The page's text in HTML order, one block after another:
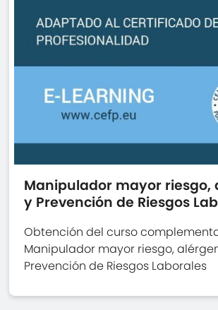
Manipulador mayor riesgo,
y Prevención de Riesgos
Obtención del curso
Manipulador mayor riesgo,
Prevención de Riesgos Laborales